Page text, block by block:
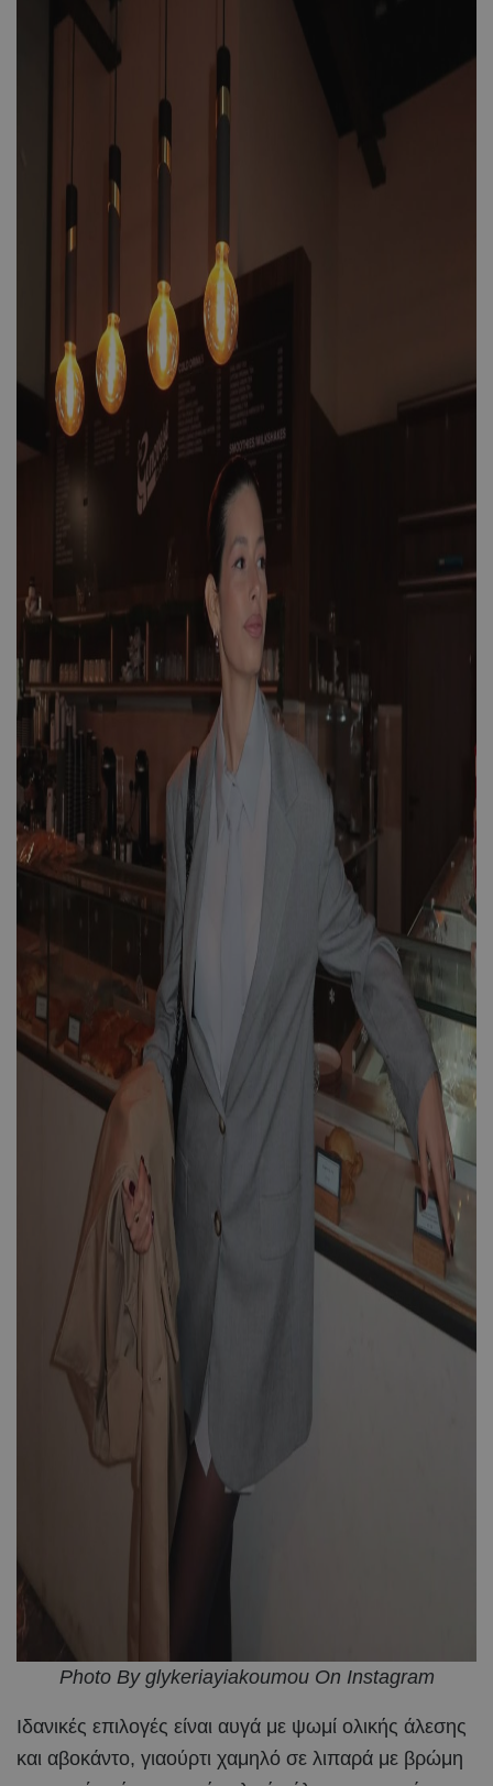
Photo By glykeriayiakoumou On Instagram
Ιδανικές επιλογές είναι αυγά με ψωμί ολικής άλεσης
και αβοκάντο, γιαούρτι χαμηλό σε λιπαρά με βρώμη